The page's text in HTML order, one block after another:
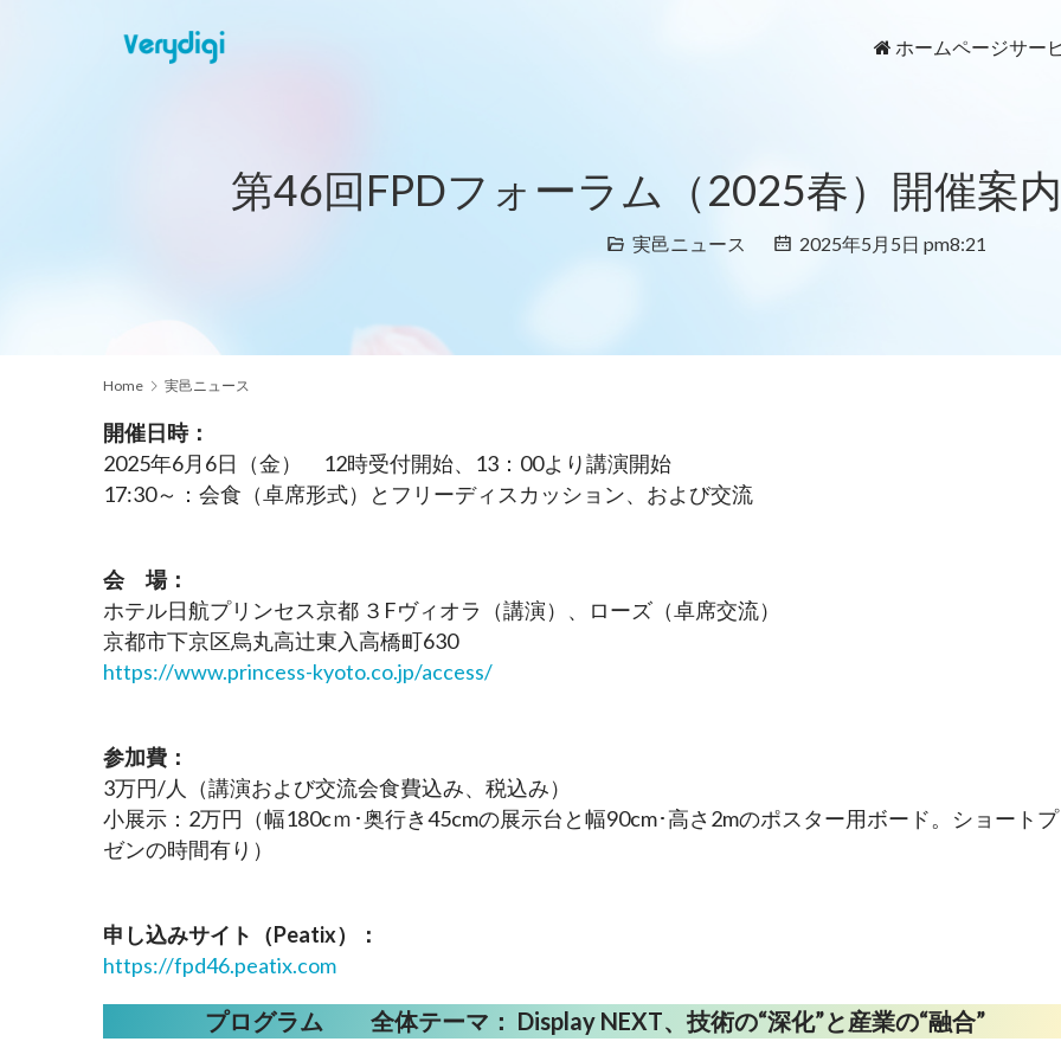
ホームページサー
第46回FPDフォーラム（2025春）開催案
実邑ニュース 2025年5月5日 pm8:21
Home 実邑ニュース
開催日時：
2025年6月6日（金）　12時受付開始、13：00より講演開始
17:30～：会食（卓席形式）とフリーディスカッション、および交流
会　場：
ホテル日航プリンセス京都 ３Fヴィオラ（講演）、ローズ（卓席交流）
京都市下京区烏丸高辻東入高橋町630
https://www.princess-kyoto.co.jp/access/
参加費：
3万円/人（講演および交流会食費込み、税込み）
小展示：2万円（幅180cｍ･奥行き45cmの展示台と幅90cm･高さ2mのポスター用ボード。ショート
ゼンの時間有り）
申し込みサイト（Peatix）：
https://fpd46.peatix.com
プログラム　　全体テーマ： Display NEXT、技術の“深化”と産業の“融合”